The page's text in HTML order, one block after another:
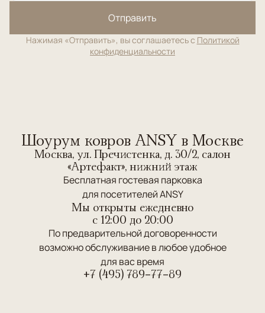
Отправить
Нажимая «Отправить», вы соглашаетесь с Политикой
конфиденциальности
Шоурум ковров ANSY в Москве
Москва, ул. Пречистенка, д. 30/2, салон
«Артефакт», нижний этаж
Бесплатная гостевая парковка
для посетителей ANSY
Мы открыты ежедневно
c 12:00 до 20:00
По предварительной договоренности
возможно обслуживание в любое удобное
для вас время
+7 (495) 789-77-89